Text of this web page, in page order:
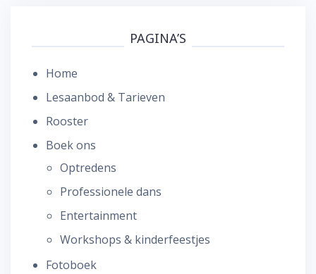
PAGINA’S
Home
Lesaanbod & Tarieven
Rooster
Boek ons
Optredens
Professionele dans
Entertainment
Workshops & kinderfeestjes
Fotoboek